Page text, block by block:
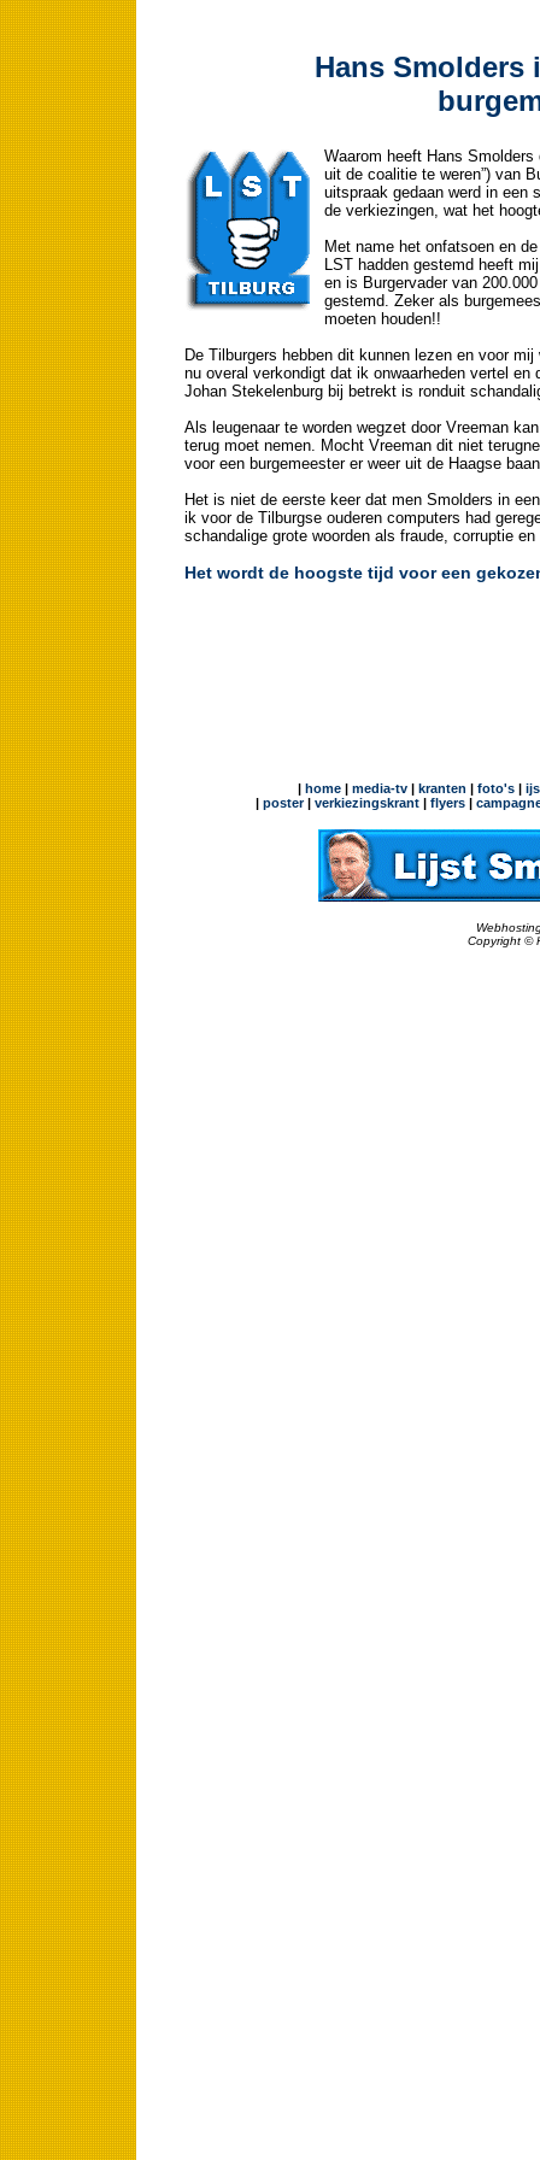
Hans Smolders
Waarom heeft Hans
uit de coalitie te weren”) van
uitspraak gedaan werd in een
de verkiezingen, wat het
Met name het onfatsoen en
LST hadden gestemd heeft
en is Burgervader van
gestemd. Zeker als
moeten houden!!
De Tilburgers hebben dit kunnen lezen en voor
nu overal verkondigt dat ik onwaarheden vertel
Johan Stekelenburg bij betrekt is ronduit
Als leugenaar te worden wegzet door Vreeman
terug moet nemen. Mocht Vreeman dit niet
voor een burgemeester er weer uit de Haagse
Het is niet de eerste keer dat men Smolders in
ik voor de Tilburgse ouderen computers had
schandalige grote woorden als fraude, corruptie
Het wordt de hoogste tijd voor een
| home| media-tv| kranten | foto's|
| poster| verkiezingskrant | flyers |
Copyright ©